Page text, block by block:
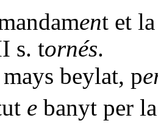
ent et
s. tornés.
beylat, p
e banyt per